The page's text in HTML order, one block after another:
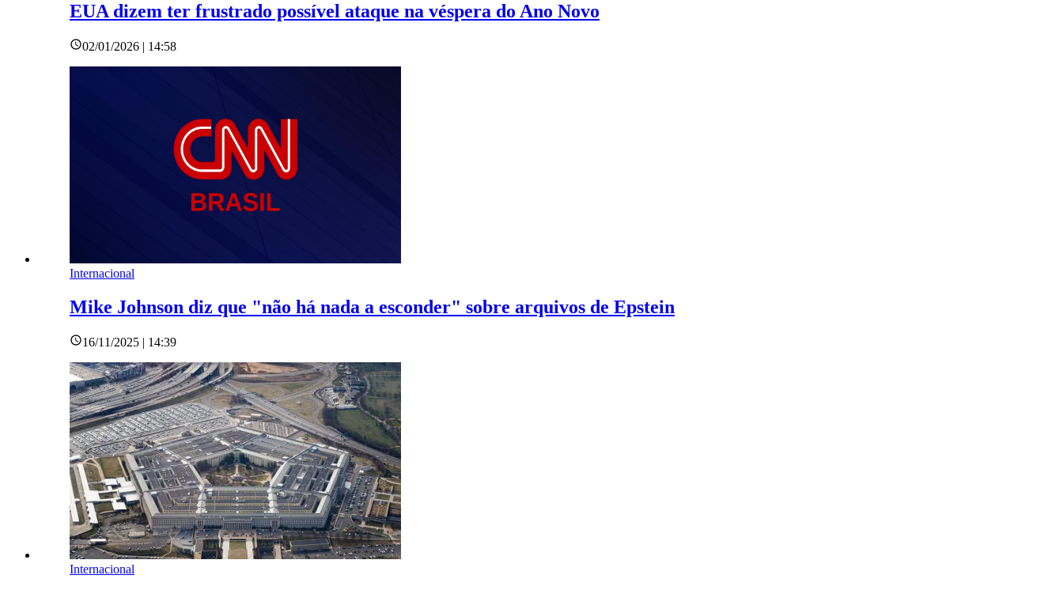
EUA dizem ter frustrado possível ataque na véspera do Ano Novo
02/01/2026 | 14:58
Internacional
Mike Johnson diz que "não há nada a esconder" sobre arquivos de Epstein
16/11/2025 | 14:39
Internacional